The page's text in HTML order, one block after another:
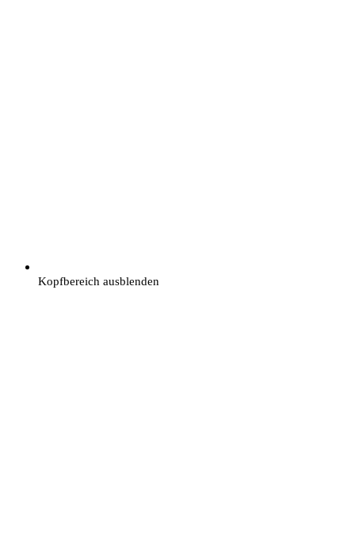
Kopfbereich ausblenden